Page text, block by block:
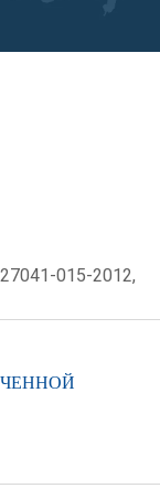
100
015-2012,